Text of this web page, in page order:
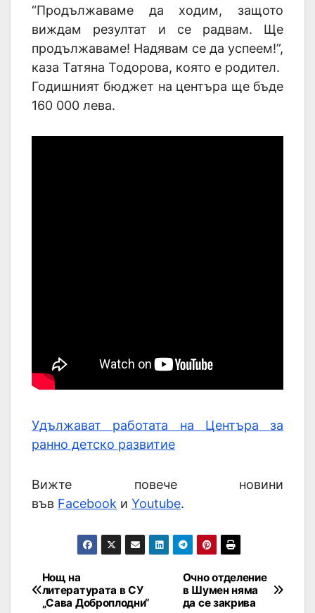
“Продължаваме да ходим, защото
виждам резултат и се радвам. Ще
продължаваме! Надявам се да успеем!”,
каза Татяна Тодорова, която е родител.
Годишният бюджет на центъра ще бъде
160 000 лева.
Удължават работата на Центъра за
ранно детско развитие
Вижте повече новини
във Facebook и Youtube.
Очно отделение
в Шумен няма
да се закрива
Нощ на
литературата в СУ
„Сава Доброплодни“